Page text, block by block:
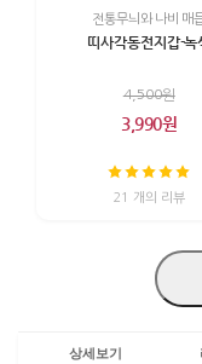
전통무늬와 나비 매
띠사각동전지갑-녹
4,500원
3,990원
21 개의 리뷰
상세보기